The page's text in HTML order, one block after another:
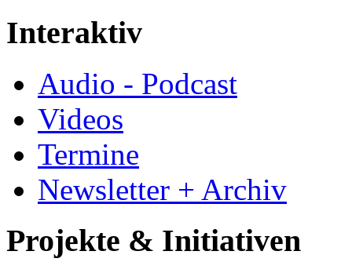
Interaktiv
Audio - Podcast
Videos
Termine
Newsletter + Archiv
Projekte & Initiativen